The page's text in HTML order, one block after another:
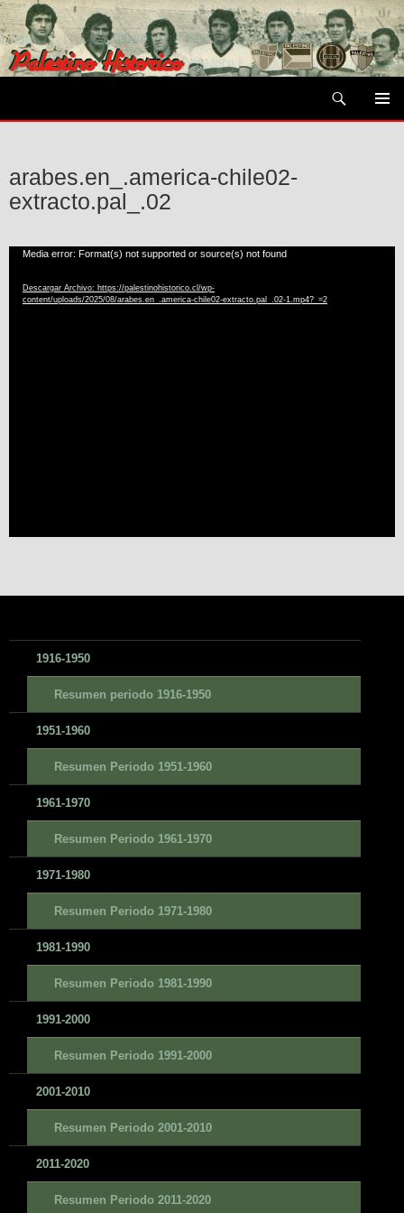
Saltar
al
contenido
arabes.en_.america-chile02-
extracto.pal_.02
Reproductor
Video
Media error: Format(s) not supported or source(s) not found
Descargar Archivo: https://palestinohistorico.cl/wp-
content/uploads/2025/08/arabes.en_.america-chile02-extracto.pal_.02-1.mp4?_=2
1916-1950
Resumen periodo 1916-1950
1951-1960
Resumen Periodo 1951-1960
1961-1970
Resumen Periodo 1961-1970
1971-1980
Resumen Periodo 1971-1980
1981-1990
Resumen Periodo 1981-1990
1991-2000
Resumen Periodo 1991-2000
2001-2010
Resumen Periodo 2001-2010
2011-2020
Resumen Periodo 2011-2020